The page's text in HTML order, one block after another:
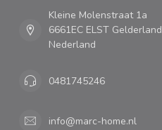
Kleine Molenstraat 1a
6661EC ELST Gelderland
Nederland
0481745246
info@marc-home.nl